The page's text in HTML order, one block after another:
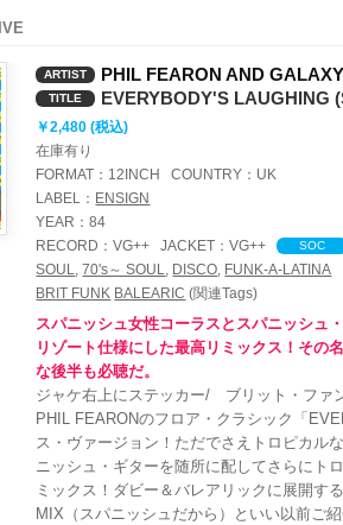
ARTIST PHIL FEARON AND GALAXY
TITLE EVERYBODY'S LAUGHING
￥2,480 (税込)
在庫有り
FORMAT： 12INCH COUNTRY： UK
LABEL： ENSIGN
YEAR：84
RECORD：VG++ JACKET：VG++ SOC
SOUL,70's～ SOUL, DISCO, FUNK-A-LATINA
BRIT FUNK BALEARIC (関連Tags)
スパニッシュ女性コーラスとスパニッシュ
リゾート仕様にした最高リミックス！その
な後半も必聴だ。
ジャケ右上にステッカー/ ブリット・ファ
PHIL FEARONのフロア・クラシック「
ス・ヴァージョン！ただでさえトロピカル
ニッシュ・ギターを随所に配してさらにト
ミックス！ダビー＆バレアリックに展開す
MIX（スパニッシュだから）といい以前ご